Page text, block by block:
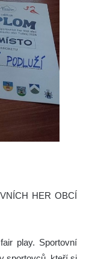
HER OBCÍ
play. Sportovní